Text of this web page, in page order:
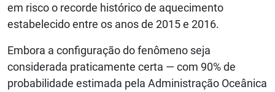
em risco o recorde histórico de aquecimento
estabelecido entre os anos de 2015 e 2016.
Embora a configuração do fenômeno seja
considerada praticamente certa — com 90% de
probabilidade estimada pela Administração Oceânica